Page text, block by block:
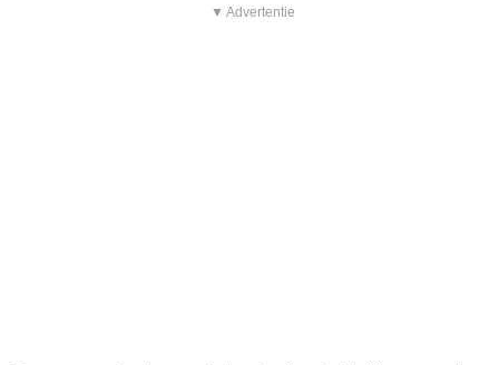
▼ Advertentie